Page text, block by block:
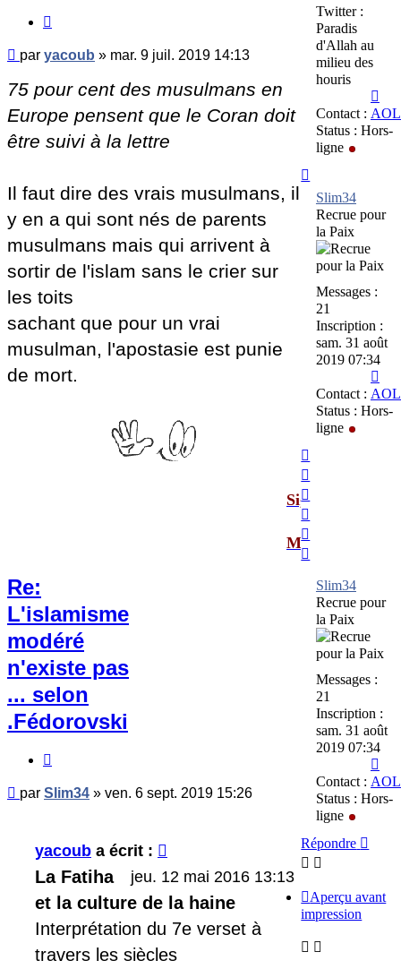
Twitter :
Paradis
d'Allah au
milieu des
houris
Contact : AOL
Status : Hors-
ligne
Message
lu
par yacoub » mar. 9 juil. 2019 14:13
75 pour cent des musulmans en
Europe pensent que le Coran doit
être suivi à la lettre
Il faut dire des vrais musulmans, il
y en a qui sont nés de parents
musulmans mais qui arrivent à
sortir de l'islam sans le crier sur
les toits
sachant que pour un vrai
musulman, l'apostasie est punie
de mort.
Signature
Mes messages
Slim34
Recrue pour
la Paix
Messages :
21
Inscription :
sam. 31 août
2019 07:34
Contact : AOL
Status : Hors-
ligne
Re:
L'islamisme
modéré
n'existe pas
... selon
.Fédorovski
Message
par Slim34 » ven. 6 sept. 2019 15:26
yacoub a écrit :
jeu. 12 mai 2016 13:13
La Fatiha
et la culture de la haine
Interprétation du 7e verset à
travers les siècles
Slim34
Recrue pour
la Paix
Messages :
21
Inscription :
sam. 31 août
2019 07:34
Contact : AOL
Status : Hors-
ligne
Répondre
Aperçu avant
impression